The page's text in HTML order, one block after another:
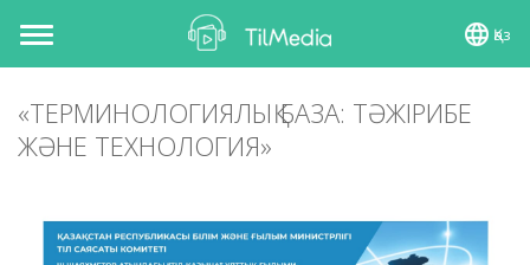
Toggle
navigation
Қаз
«ТЕРМИНОЛОГИЯЛЫҚ БАЗА: ТӘЖІРИБЕ
ЖӘНЕ ТЕХНОЛОГИЯ»